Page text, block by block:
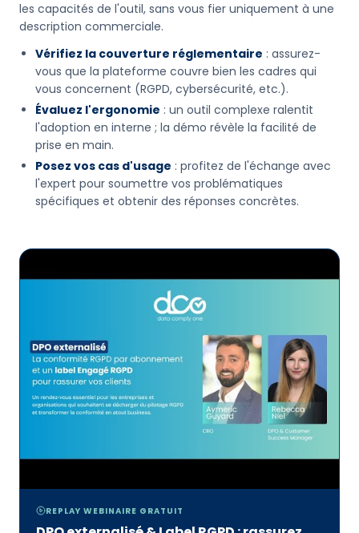
les capacités de l'outil, sans vous fier uniquement à une
description commerciale.
Vérifiez la couverture réglementaire : assurez-
vous que la plateforme couvre bien les cadres qui
vous concernent (RGPD, cybersécurité, etc.).
Évaluez l'ergonomie : un outil complexe ralentit
l'adoption en interne ; la démo révèle la facilité de
prise en main.
Posez vos cas d'usage : profitez de l'échange avec
l'expert pour soumettre vos problématiques
spécifiques et obtenir des réponses concrètes.
REPLAY WEBINAIRE GRATUIT